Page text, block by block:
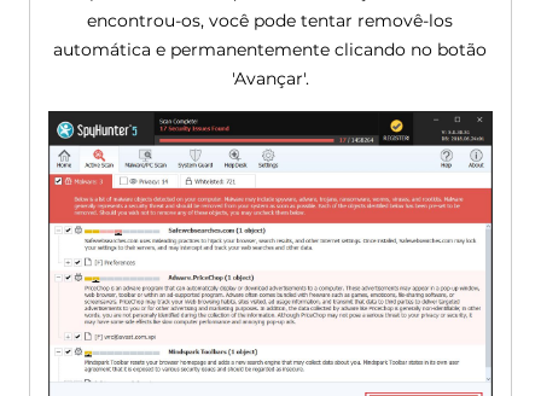
encontrou-os, você pode tentar removê-los
automática e permanentemente clicando no botão
'Avançar'.